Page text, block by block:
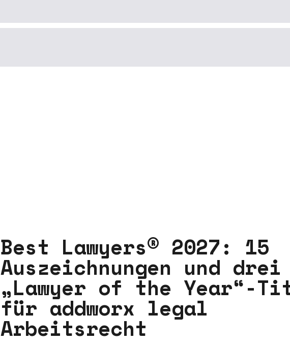
Best Lawyers® 2027: 15
Auszeichnungen und drei
„Lawyer of the Year“-
für addworx legal
Arbeitsrecht